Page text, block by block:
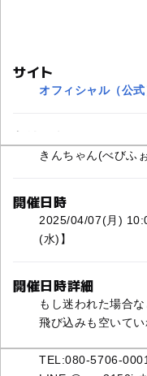
サイト
オフィシャル（公
主催者名
きんちゃん(べびふ
開催日時
2025/04/07(月)
(水)】
開催日時詳細
もし迷われた場合
飛び込みも空いて
TEL:080-5706-0001